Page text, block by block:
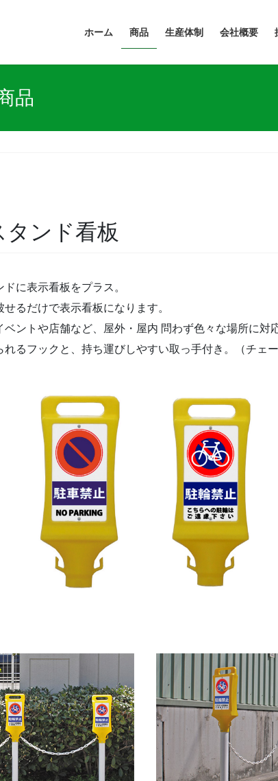
ホーム 商品 生産体制 会社概要
品
ンド看板
に表示看板をプラス。
るだけで表示看板になります。
ントや店舗など、屋外・屋内 問わず色々な場所に対応
れるフックと、持ち運びしやすい取っ手付き。（チェ